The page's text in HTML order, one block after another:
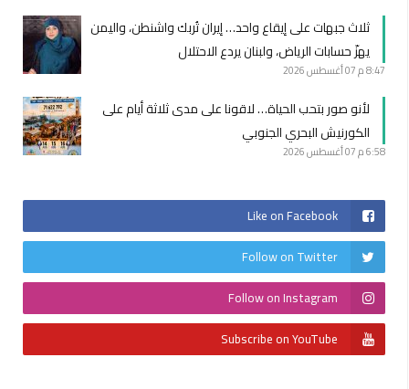
ثلاث جبهات على إيقاع واحد… إيران تُربك واشنطن، واليمن
يهزّ حسابات الرياض، ولبنان يردع الاحتلال
8:47 م 07 أغسطس 2026
لأنو صور بتحب الحياة… لاقونا على مدى ثلاثة أيام على
الكورنيش البحري الجنوبي
6:58 م 07 أغسطس 2026
Like on Facebook
Follow on Twitter
Follow on Instagram
Subscribe on YouTube